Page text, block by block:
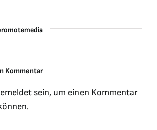
Kommentar
sein, um einen Kommentar